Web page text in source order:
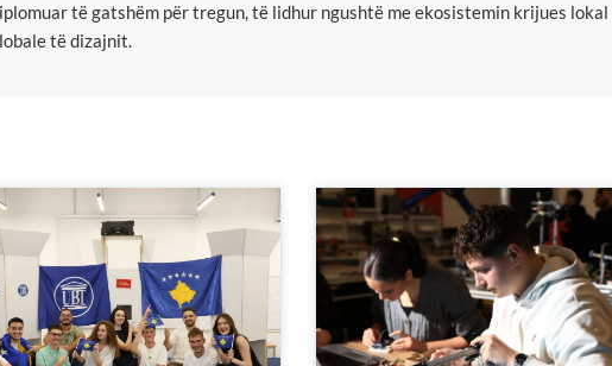
të gatshëm për tregun, të lidhur ngushtë me ekosistemin krijues
të dizajnit.